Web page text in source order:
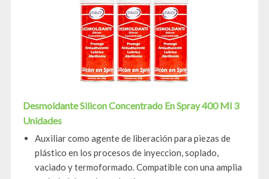
Desmoldante Silicon Concentrado En Spray 400 Ml 3
Unidades
Auxiliar como agente de liberación para piezas de
plástico en los procesos de inyeccion, soplado,
vaciado y termoformado. Compatible con una amplia